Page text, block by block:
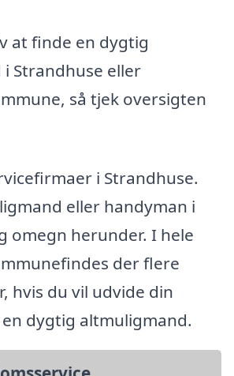
at finde en dygtig
Strandhuse eller
så tjek oversigten
i Strandhuse.
eller handyman i
omegn herunder. I hele
der flere
hvis du vil udvide din
dygtig altmuligmand.